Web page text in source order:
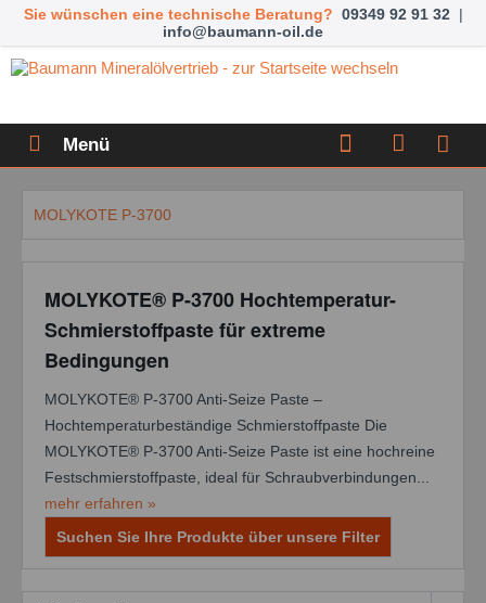
Sie wünschen eine technische Beratung? 09349 92 91 32 |
info@baumann-oil.de
Menü
MOLYKOTE P-3700
MOLYKOTE® P-3700 Hochtemperatur-
Schmierstoffpaste für extreme
Bedingungen
MOLYKOTE® P-3700 Anti-Seize Paste –
Hochtemperaturbeständige Schmierstoffpaste Die
MOLYKOTE® P-3700 Anti-Seize Paste ist eine hochreine
Festschmierstoffpaste, ideal für Schraubverbindungen...
mehr erfahren »
Suchen Sie Ihre Produkte über unsere Filter